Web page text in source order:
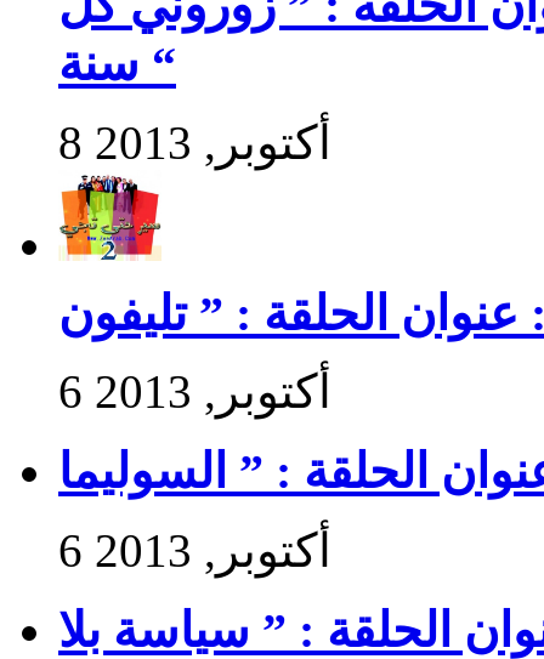
سنة “
8 أكتوبر, 2013
6 أكتوبر, 2013
6 أكتوبر, 2013
سير حتى تجي 2 : عنوان الحلقة : ” سياسة بلا